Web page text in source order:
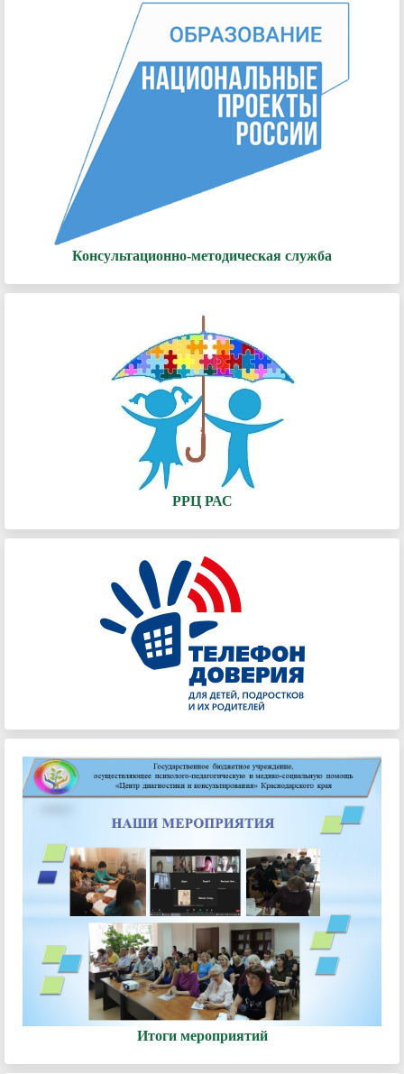
Консультационно-методическая служба
РРЦ РАС
Итоги мероприятий